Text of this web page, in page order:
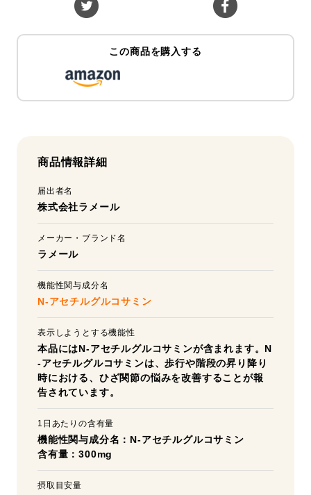
この商品を購入する
商品情報詳細
届出者名
株式会社ラメール
メーカー・ブランド名
ラメール
機能性関与成分名
N-アセチルグルコサミン
表示しようとする機能性
本品にはN-アセチルグルコサミンが含まれます。N
-アセチルグルコサミンは、歩行や階段の昇り降り
時における、ひざ関節の悩みを改善することが報
告されています。
1日あたりの含有量
機能性関与成分名：N-アセチルグルコサミン
含有量：300mg
摂取目安量